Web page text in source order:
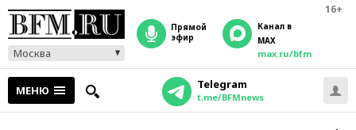
16+
Москва
прямой
эфир
Канал в
MAX
max.ru/bfm
МЕНЮ Telegram
t.me/BFMnews